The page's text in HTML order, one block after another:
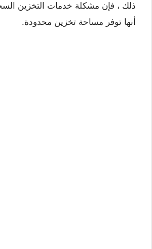
ذلك ، فإن مشكلة خدمات التخزين
أنها توفر مساحة تخزين محدودة.